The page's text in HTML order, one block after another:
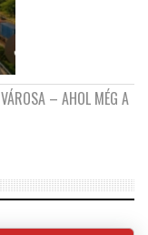
– AHOL MÉG A